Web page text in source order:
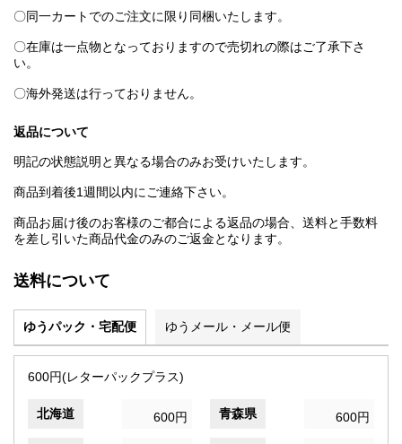
〇同一カートでのご注文に限り同梱いたします。
〇在庫は一点物となっておりますので売切れの際はご了承下さ
い。
〇海外発送は行っておりません。
返品について
明記の状態説明と異なる場合のみお受けいたします。
商品到着後1週間以内にご連絡下さい。
商品お届け後のお客様のご都合による返品の場合、送料と手数料
を差し引いた商品代金のみのご返金となります。
送料について
ゆうパック・宅配便 ゆうメール・メール便
600円(レターパックプラス)
北海道 600円 青森県 600円